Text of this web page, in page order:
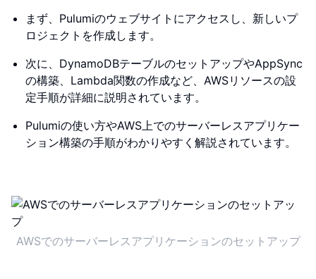
まず、Pulumiのウェブサイトにアクセスし、新しいプ
ロジェクトを作成します。
次に、DynamoDBテーブルのセットアップやAppSync
の構築、Lambda関数の作成など、AWSリソースの設
定手順が詳細に説明されています。
Pulumiの使い方やAWS上でのサーバーレスアプリケー
ション構築の手順がわかりやすく解説されています。
AWSでのサーバーレスアプリケーションのセットアップ